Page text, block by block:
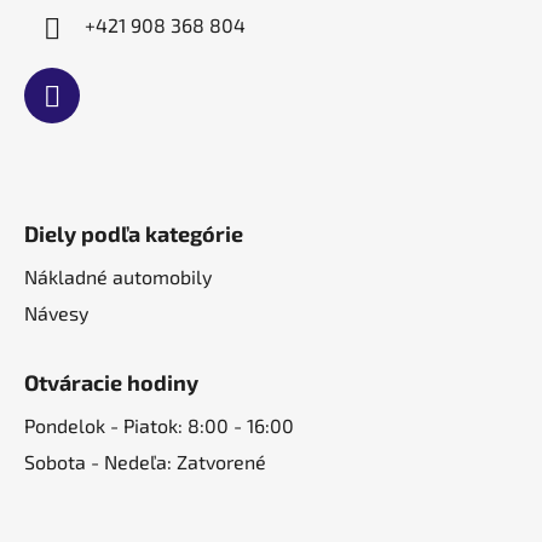
+421 908 368 804
Diely podľa kategórie
Nákladné automobily
Návesy
Otváracie hodiny
Pondelok - Piatok: 8:00 - 16:00
Sobota - Nedeľa: Zatvorené